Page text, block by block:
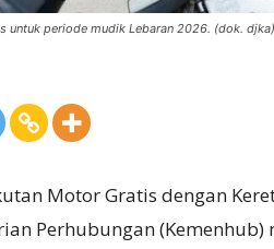
untuk periode mudik Lebaran 2026. (dok. djka)
Motor Gratis dengan
Perhubungan